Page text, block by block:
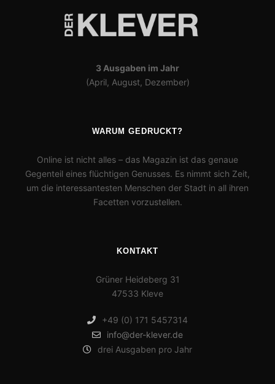
3 Ausgaben im Jahr
(April, August, Dezember)
WARUM GEDRUCKT?
Online ist nicht alles – das Magazin ist das genaue
Gegenteil eines flüchtigen Genusses. Es nimmt sich Zeit,
um die interessantesten Menschen der Stadt in all ihren
Facetten vorzustellen.
KONTAKT
Grüner Heideberg 31
47533 Kleve
+49 (0) 171 5457314
info@der-klever.de
drei Ausgaben pro Jahr